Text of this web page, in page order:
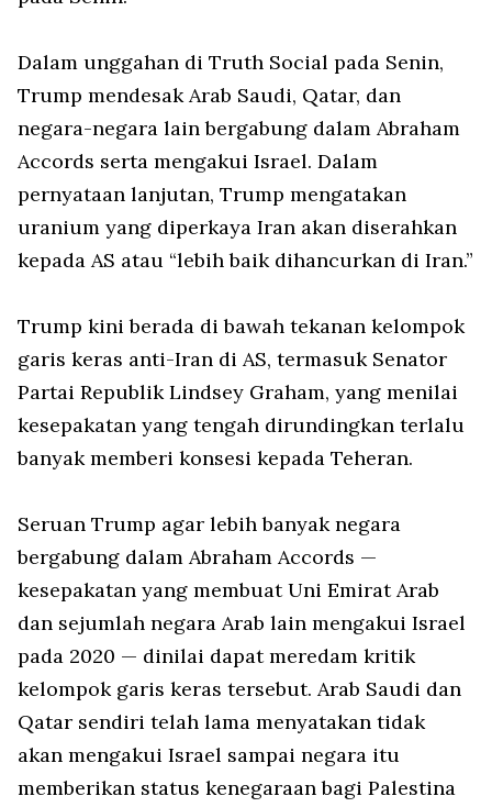
Dalam unggahan di Truth Social pada Senin,
Trump mendesak Arab Saudi, Qatar, dan
negara-negara lain bergabung dalam Abraham
Accords serta mengakui Israel. Dalam
pernyataan lanjutan, Trump mengatakan
uranium yang diperkaya Iran akan diserahkan
kepada AS atau “lebih baik dihancurkan di Iran.”
Trump kini berada di bawah tekanan kelompok
garis keras anti-Iran di AS, termasuk Senator
Partai Republik Lindsey Graham, yang menilai
kesepakatan yang tengah dirundingkan terlalu
banyak memberi konsesi kepada Teheran.
Seruan Trump agar lebih banyak negara
bergabung dalam Abraham Accords —
kesepakatan yang membuat Uni Emirat Arab
dan sejumlah negara Arab lain mengakui Israel
pada 2020 — dinilai dapat meredam kritik
kelompok garis keras tersebut. Arab Saudi dan
Qatar sendiri telah lama menyatakan tidak
akan mengakui Israel sampai negara itu
memberikan status kenegaraan bagi Palestina